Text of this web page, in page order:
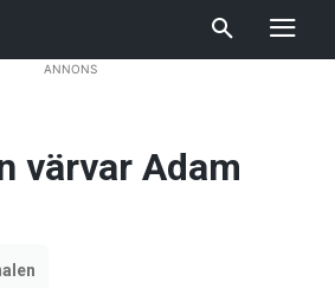
ANNONS
värvar Adam